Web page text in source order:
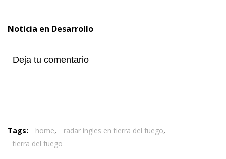
Noticia en Desarrollo
Deja tu comentario
Tags: home, radar ingles en tierra del fuego,
tierra del fuego